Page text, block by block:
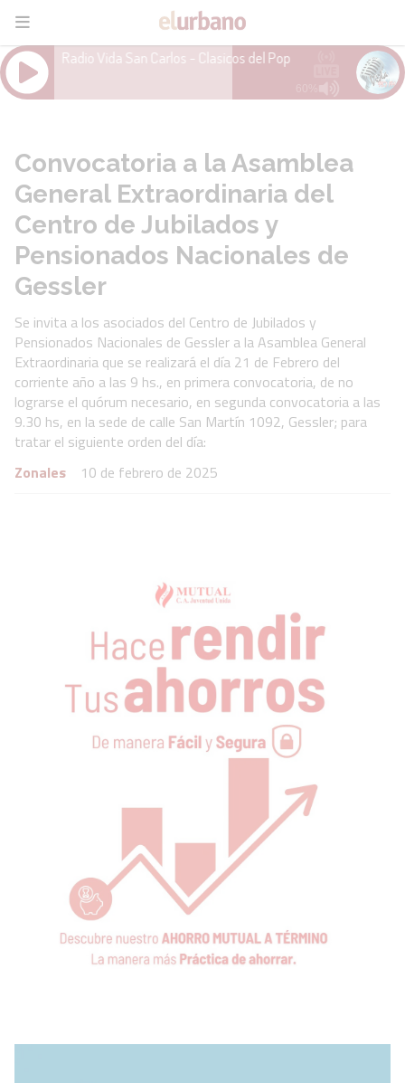
Convocatoria a la Asamblea
General Extraordinaria del
Centro de Jubilados y
Pensionados Nacionales de
Gessler
Se invita a los asociados del Centro de Jubilados y
Pensionados Nacionales de Gessler a la Asamblea General
Extraordinaria que se realizará el día 21 de Febrero del
corriente año a las 9 hs., en primera convocatoria, de no
lograrse el quórum necesario, en segunda convocatoria a las
9.30 hs, en la sede de calle San Martín 1092, Gessler; para
tratar el siguiente orden del día:
Zonales
10 de febrero de 2025